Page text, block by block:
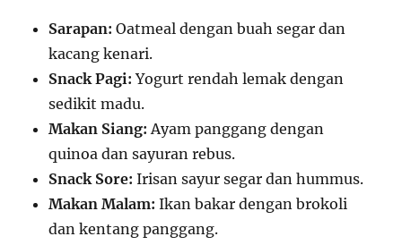
Sarapan: Oatmeal dengan buah segar dan
kacang kenari.
Snack Pagi: Yogurt rendah lemak dengan
sedikit madu.
Makan Siang: Ayam panggang dengan
quinoa dan sayuran rebus.
Snack Sore: Irisan sayur segar dan hummus.
Makan Malam: Ikan bakar dengan brokoli
dan kentang panggang.